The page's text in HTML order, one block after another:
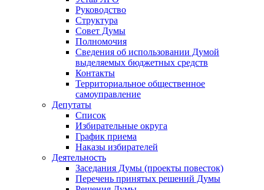
Руководство
Структура
Совет Думы
Полномочия
Сведения об использовании Думой
выделяемых бюджетных средств
Контакты
Территориальное общественное
самоуправление
Депутаты
Список
Избирательные округа
График приема
Наказы избирателей
Деятельность
Заседания Думы (проекты повесток)
Перечень принятых решений Думы